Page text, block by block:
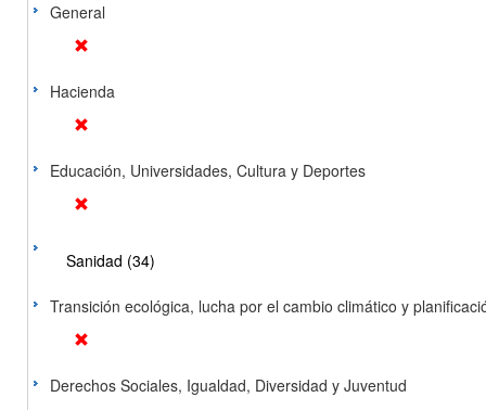
General
Hacienda
Educación, Universidades, Cultura y Deportes
Sanidad (34)
Transición ecológica, lucha por el cambio climático y
Derechos Sociales, Igualdad, Diversidad y Juventud